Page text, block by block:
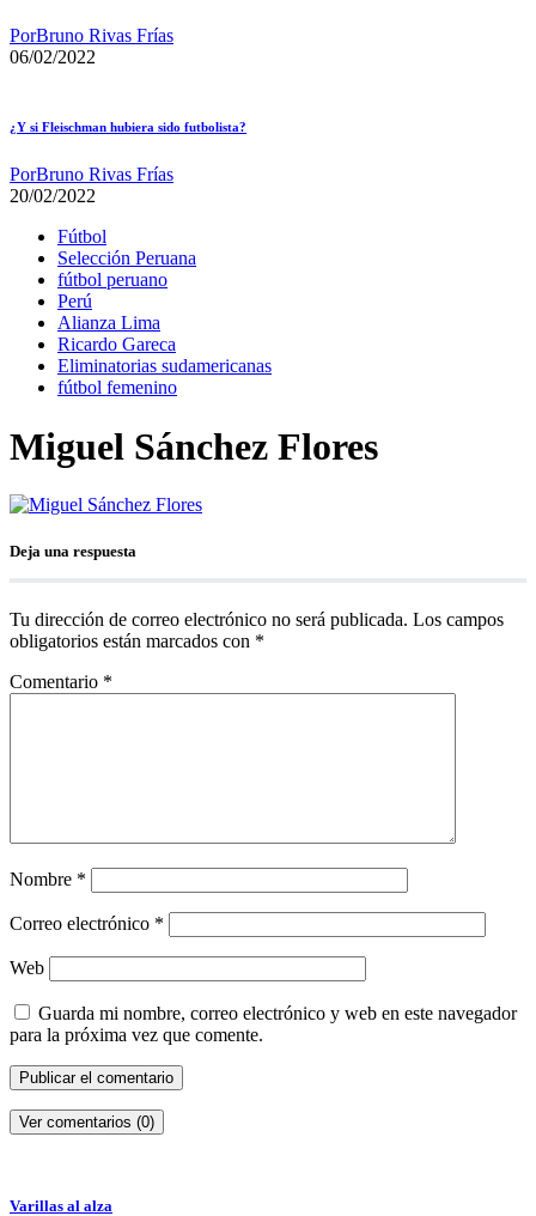
PorBruno Rivas Frías
06/02/2022
¿Y si Fleischman hubiera sido futbolista?
PorBruno Rivas Frías
20/02/2022
Fútbol
Selección Peruana
fútbol peruano
Perú
Alianza Lima
Ricardo Gareca
Eliminatorias sudamericanas
fútbol femenino
Miguel Sánchez Flores
Deja una respuesta
Tu dirección de correo electrónico no será publicada. Los campos
obligatorios están marcados con *
Comentario *
Nombre *
Correo electrónico *
Web
Guarda mi nombre, correo electrónico y web en este navegador
para la próxima vez que comente.
Ver comentarios (0)
Varillas al alza